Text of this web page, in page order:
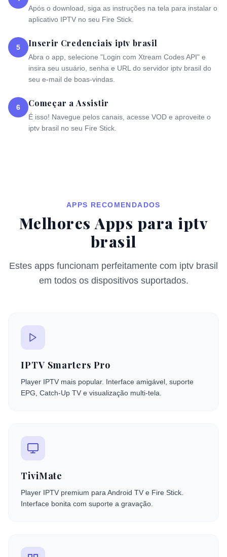
Após o download, siga as instruções na tela para instalar o
aplicativo IPTV no seu Fire Stick.
5 Inserir Credenciais iptv brasil
Abra o app, selecione "Login com Xtream Codes API" e
insira seu usuário, senha e URL do servidor iptv brasil do
seu e-mail de boas-vindas.
6 Começar a Assistir
É isso! Navegue pelos canais, acesse VOD e aproveite o
iptv brasil no seu Fire Stick.
APPS RECOMENDADOS
Melhores Apps para iptv
brasil
Estes apps funcionam perfeitamente com iptv brasil
em todos os dispositivos suportados.
IPTV Smarters Pro
Player IPTV mais popular. Interface amigável, suporte
EPG, Catch-Up TV e visualização multi-tela.
TiviMate
Player IPTV premium para Android TV e Fire Stick.
Interface bonita com suporte a gravação.